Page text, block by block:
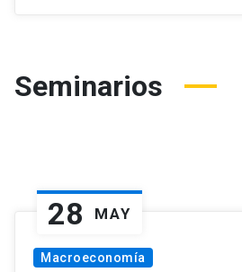
Seminarios
28 MAY
Macroeconomía